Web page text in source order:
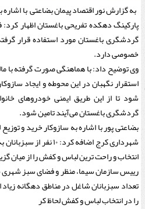
به گزارش نور اقتصاد پیمان بضاعتی با
پارکینگ دهکده تفریحی باغستان اظهار
گردشگری باغستان مورد استفاده قرار
خصوصی دارد.
وی توضیح داد: با هماهنگی صورت گرفته با
استقرار نگهبان در این محوطه و ایجاد
شود تا از این طریق ایمنی خودروهای
گردشگری باغستان می‌آیند تامین شود.
بضاعتی پور با اشاره به سازوکار خرید و
شهرداری کرج اضافه
انتخاب و راحت ترین لباس و کفش را از میان
رییس سازمان سیما، منظر و فضای سبز شهری
تعداد سبزبانان شاغل در مناطق دهگانه
را در انتخاب لباس و کفش لحاظ کر